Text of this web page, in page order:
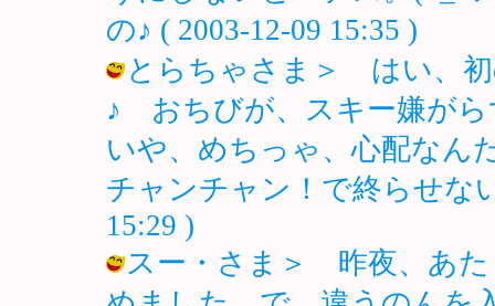
の♪ ( 2003-12-09 15:35 )
とらちゃさま＞ はい、初
♪ おちびが、スキー嫌が
いや、めちっゃ、心配な
チャンチャン！で終らせな
15:29 )
スー・さま＞ 昨夜、あた